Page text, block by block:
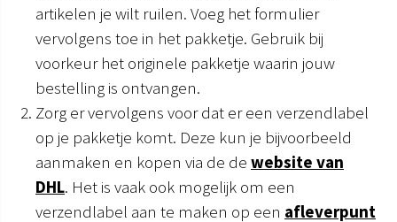
artikelen je wilt ruilen. Voeg het formulier
vervolgens toe in het pakketje. Gebruik bij
voorkeur het originele pakketje waarin jouw
bestelling is ontvangen.
Zorg er vervolgens voor dat er een verzendlabel
op je pakketje komt. Deze kun je bijvoorbeeld
aanmaken en kopen via de de website van
DHL. Het is vaak ook mogelijk om een
verzendlabel aan te maken op een afleverpunt